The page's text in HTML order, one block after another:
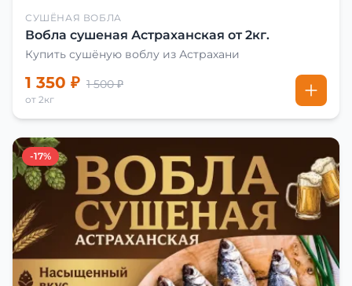
СУШЁНАЯ ВОБЛА
Вобла сушеная Астраханская от 2кг.
Купить сушёную воблу из Астрахани
1 350 ₽ 1 500 ₽
от 2кг
-17%